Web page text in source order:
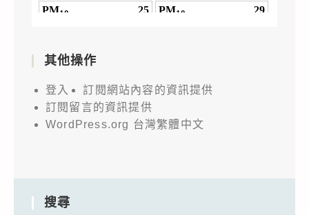
其他操作
登入
訂閱網站內容的資訊提供
訂閱留言的資訊提供
WordPress.org 台灣繁體中文
搜尋